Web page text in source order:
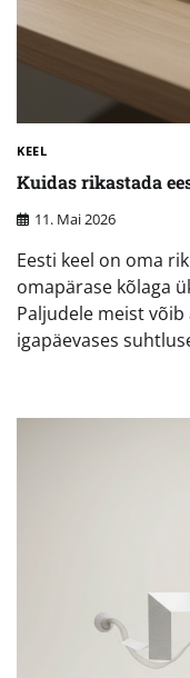
KEEL
Kuidas rikastada
11. Mai 2026
Eesti keel on oma
omapärase kõlaga
Paljudele meist
igapäevases